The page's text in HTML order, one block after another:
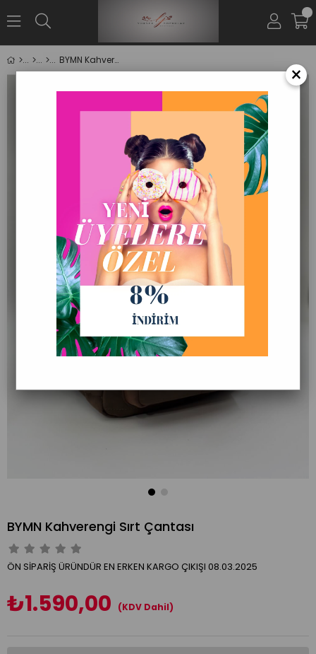
BYMN Kahverengi Sırt Çantası
BYMN Kahverengi Sırt Çantası
ÖN SİPARİŞ ÜRÜNDÜR EN ERKEN KARGO ÇIKIŞI 08.03.2025
₺1.590,00 (KDV Dahil)
×